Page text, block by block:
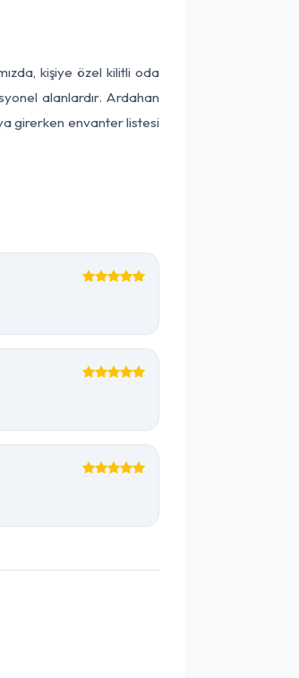
kişiye özel kilitli oda
alanlardır. Ardahan
girerken envanter listesi